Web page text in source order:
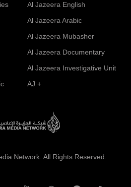
Al Jazeera English
Al Jazeera Arabic
Al Jazeera Mubasher
Al Jazeera Documentary
Al Jazeera Investigative Unit
AJ +
Network. All Rights Reserved.